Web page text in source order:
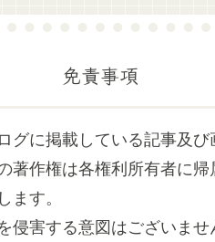
免責事項
グに掲載している記事及び
著作権は各権利所有者に帰
ます。
侵害する意図はございませ